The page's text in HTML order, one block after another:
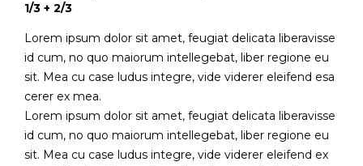
1/3 + 2/3
Lorem ipsum dolor sit amet, feugiat delicata liberavisse
id cum, no quo maiorum intellegebat, liber regione eu
sit. Mea cu case ludus integre, vide viderer eleifend esa
cerer ex mea.
Lorem ipsum dolor sit amet, feugiat delicata liberavisse
id cum, no quo maiorum intellegebat, liber regione eu
sit. Mea cu case ludus integre, vide viderer eleifend ex